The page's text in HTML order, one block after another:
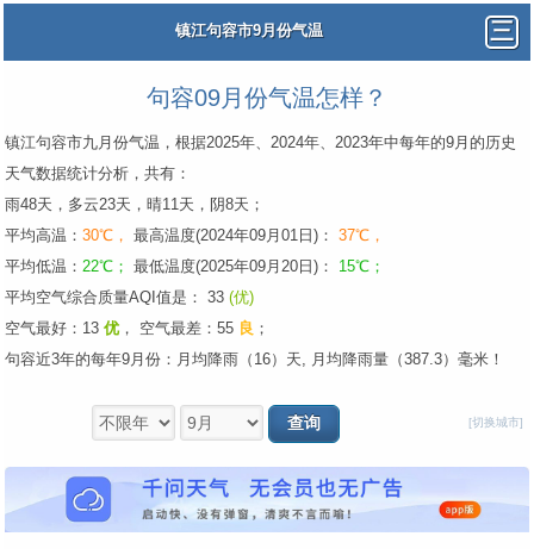
镇江句容市9月份气温
句容09月份气温怎样？
镇江句容市九月份气温，根据2025年、2024年、2023年中每年的9月的历史
天气数据统计分析，共有：
雨48天，多云23天，晴11天，阴8天；
平均高温： 30℃， 最高温度(2024年09月01日)： 37℃，
平均低温： 22℃； 最低温度(2025年09月20日)： 15℃；
平均空气综合质量AQI值是： 33 (优)
空气最好：13 优 ， 空气最差：55 良 ；
句容近3年的每年9月份：月均降雨（16）天, 月均降雨量（387.3）毫米！
[切换城市]